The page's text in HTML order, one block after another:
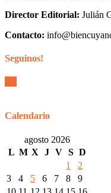
Director Editorial: Julián
Contacto:
Seguinos!
Calendario
agosto 2026
L M X J V S D
1
2
3
4 5 6 7 8
9